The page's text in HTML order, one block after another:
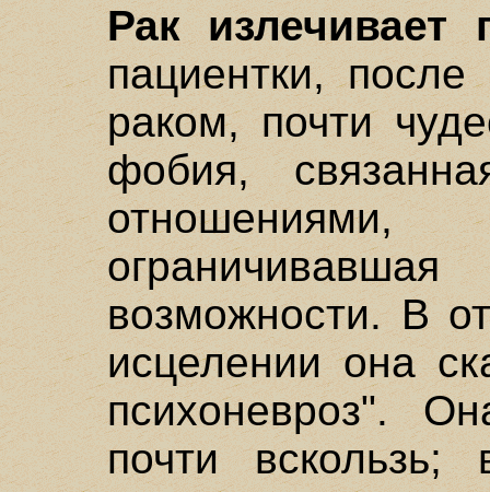
Рак излечивает
пациентки,
раком, почти
фобия,
возможности. В
исцелении она
психоневроз".
почти